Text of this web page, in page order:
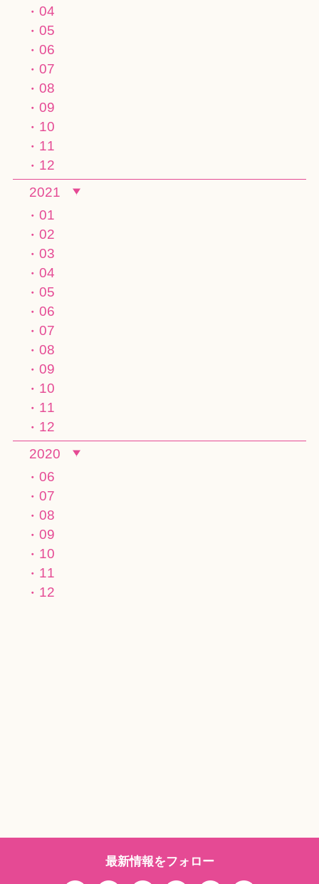
04
05
06
07
08
09
10
11
12
2021
01
02
03
04
05
06
07
08
09
10
11
12
2020
06
07
08
09
10
11
12
最新情報をフォロー